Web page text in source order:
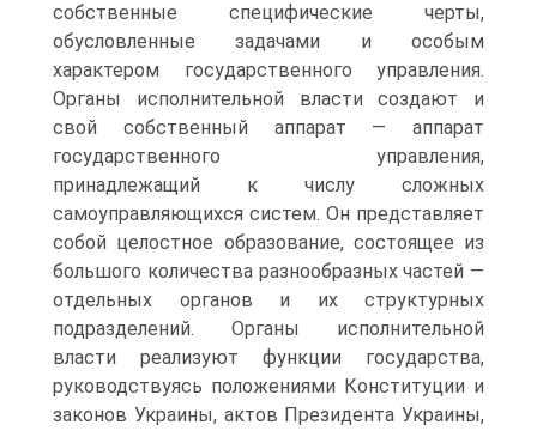
собственные специфические черты,
обусловленные задачами и особым
характером государственного управления.
Органы исполнительной власти создают и
свой собственный аппарат — аппарат
государственного управления,
принадлежащий к числу сложных
самоуправляющихся систем. Он представляет
собой целостное образование, состоящее из
большого количества разнообразных частей —
отдельных органов и их структурных
подразделений. Органы исполнительной
власти реализуют функции государства,
руководствуясь положениями Конституции и
законов Украины, актов Президента Украины,